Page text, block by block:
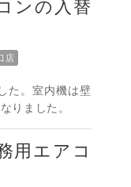
ンの入替
店
た。室内機は壁
りました。
用エアコ